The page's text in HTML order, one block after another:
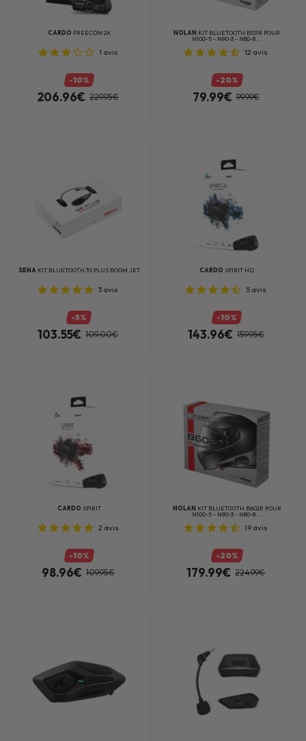
CARDO FREECOM 2X
1 avis
-10%
206.96€ 229.95€
NOLAN KIT BLUETOOTH B101R POUR
N100-5 - N90-3 - N80-8...
12 avis
-20%
79.99€ 99.99€
SENA KIT BLUETOOTH 3S PLUS BOOM JET
3 avis
-5%
103.55€ 109.00€
CARDO SPIRIT HD
5 avis
-10%
143.96€ 159.95€
CARDO SPIRIT
2 avis
-10%
98.96€ 109.95€
NOLAN KIT BLUETOOTH B602R POUR
N100-5 - N90-3 - N80-8...
19 avis
-20%
179.99€ 224.99€